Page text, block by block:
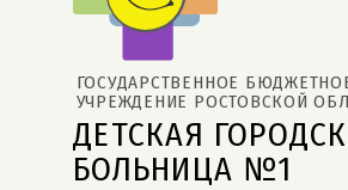
ДЕТСКАЯ
БОЛЬНИЦА №1
ГОСУДАРСТВЕННОЕ
УЧРЕЖДЕНИЕ РОСТОВСКОЙ